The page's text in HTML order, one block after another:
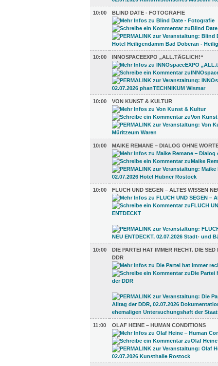
10:00 BLIND DATE - FOTOGRAFIE
10:00 INNOSPACEEXPO „ALL.TÄGLICH!“
10:00 VON KUNST & KULTUR
10:00 MAIKE REMANE – DIALOG OHNE
10:00 FLUCH UND SEGEN – ALTES WISSEN
10:00
DIE PARTEI HAT IMMER RECHT. DIE
DDR
11:00 OLAF HEINE – HUMAN CONDITIONS